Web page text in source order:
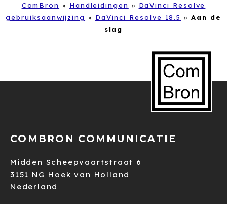
ComBron » Handleidingen » DaVinci Resolve
gebruiksaanwijzing » DaVinci Resolve 18.5 » Aan de
slag
COMBRON COMMUNICATIE
Midden Scheepvaartstraat 6
3151 NG Hoek van Holland
Nederland